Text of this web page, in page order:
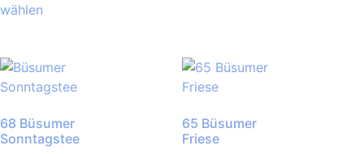
wählen
68 Büsumer
Sonntagstee
65 Büsumer
Friese